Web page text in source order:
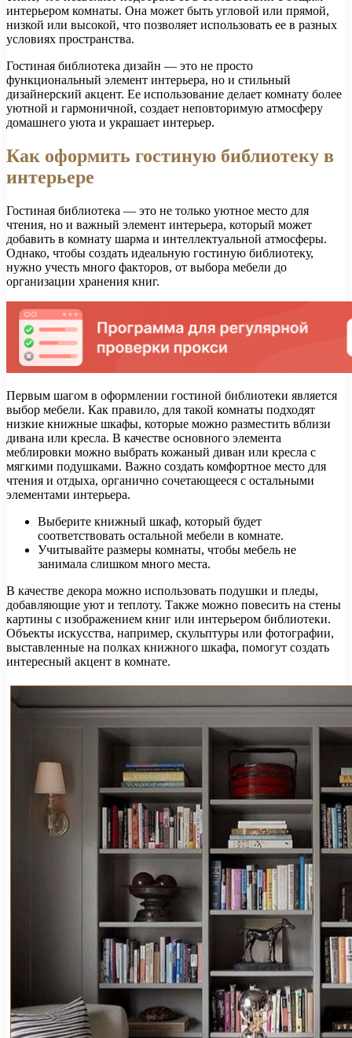
интерьером комнаты. Она может быть угловой или прямой,
низкой или высокой, что позволяет использовать ее в разных
условиях пространства.
Гостиная библиотека дизайн — это не просто
функциональный элемент интерьера, но и стильный
дизайнерский акцент. Ее использование делает комнату более
уютной и гармоничной, создает неповторимую атмосферу
домашнего уюта и украшает интерьер.
Как оформить гостиную библиотеку в
интерьере
Гостиная библиотека — это не только уютное место для
чтения, но и важный элемент интерьера, который может
добавить в комнату шарма и интеллектуальной атмосферы.
Однако, чтобы создать идеальную гостиную библиотеку,
нужно учесть много факторов, от выбора мебели до
организации хранения книг.
Первым шагом в оформлении гостиной библиотеки является
выбор мебели. Как правило, для такой комнаты подходят
низкие книжные шкафы, которые можно разместить вблизи
дивана или кресла. В качестве основного элемента
меблировки можно выбрать кожаный диван или кресла с
мягкими подушками. Важно создать комфортное место для
чтения и отдыха, органично сочетающееся с остальными
элементами интерьера.
Выберите книжный шкаф, который будет
соответствовать остальной мебели в комнате.
Учитывайте размеры комнаты, чтобы мебель не
занимала слишком много места.
В качестве декора можно использовать подушки и пледы,
добавляющие уют и теплоту. Также можно повесить на стены
картины с изображением книг или интерьером библиотеки.
Объекты искусства, например, скульптуры или фотографии,
выставленные на полках книжного шкафа, помогут создать
интересный акцент в комнате.